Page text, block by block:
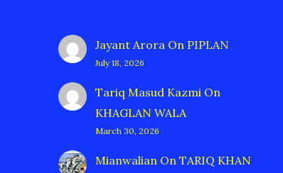
Jayant Arora On PIPLAN
July 18, 2026
Tariq Masud Kazmi On
KHAGLAN WALA
March 30, 2026
Mianwalian On TARIQ KHAN